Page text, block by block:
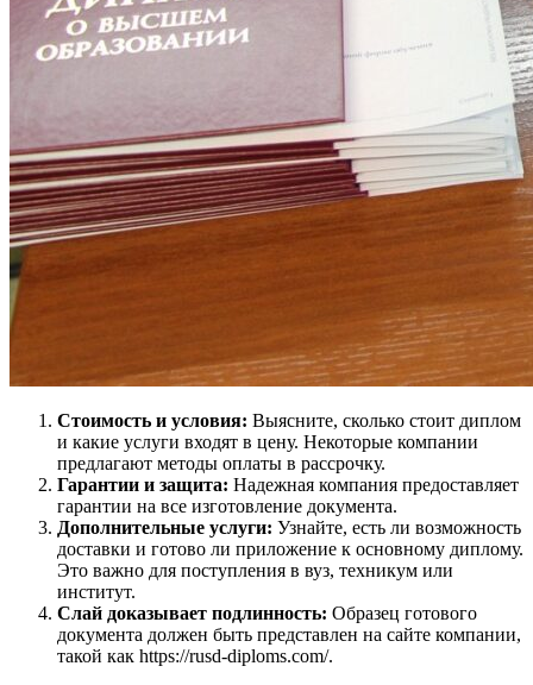
Стоимость и условия: Выясните, сколько стоит диплом
и какие услуги входят в цену. Некоторые компании
предлагают методы оплаты в рассрочку.
Гарантии и защита: Надежная компания предоставляет
гарантии на все изготовление документа.
Дополнительные услуги: Узнайте, есть ли возможность
доставки и готово ли приложение к основному диплому.
Это важно для поступления в вуз, техникум или
институт.
Слай доказывает подлинность: Образец готового
документа должен быть представлен на сайте компании,
такой как https://rusd-diploms.com/.